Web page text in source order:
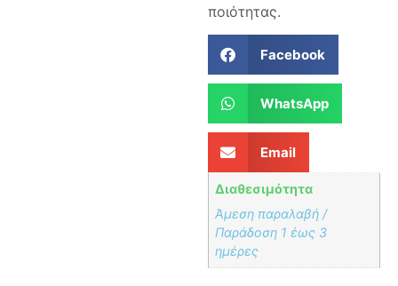
ποιότητας.
Facebook
WhatsApp
Email
Διαθεσιμότητα
Άμεση παραλαβή /
Παράδoση 1 έως 3
ημέρες